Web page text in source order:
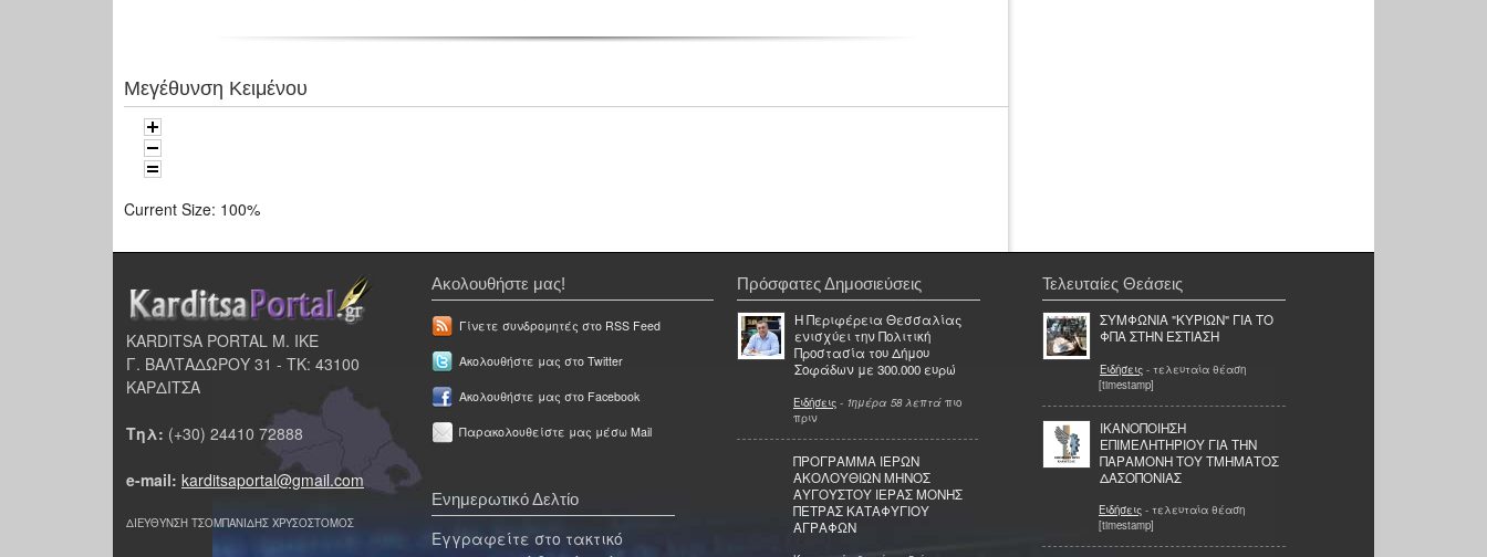
Μεγέθυνση Κειμένου
Current Size: 100%
KARDITSA PORTAL Μ. ΙΚΕ
Γ. ΒΑΛΤΑΔΩΡΟΥ 31 - ΤΚ: 43100
ΚΑΡΔΙΤΣΑ
Τηλ: (+30) 24410 72888
e-mail: karditsaportal@gmail.com
ΔΙΕΥΘΥΝΣΗ ΤΣΟΜΠΑΝΙΔΗΣ ΧΡΥΣΟΣΤΟΜΟΣ
Ακολουθήστε μας!
Γίνετε συνδρομητές στο RSS Feed
Ακολουθήστε μας στο Twitter
Ακολουθήστε μας στο Facebook
Παρακολουθείστε μας μέσω Mail
Ενημερωτικό Δελτίο
Εγγραφείτε στο τακτικό
Πρόσφατες Δημοσιεύσεις
Η Περιφέρεια Θεσσαλίας
ενισχύει την Πολιτική
Προστασία του Δήμου
Σοφάδων με 300.000 ευρώ
Ειδήσεις - 1ημέρα 58 λεπτά πιο
πριν
ΠΡΟΓΡΑΜΜΑ ΙΕΡΩΝ
ΑΚΟΛΟΥΘΙΩΝ ΜΗΝΟΣ
ΑΥΓΟΥΣΤΟΥ ΙΕΡΑΣ ΜΟΝΗΣ
ΠΕΤΡΑΣ ΚΑΤΑΦΥΓΙΟΥ
ΑΓΡΑΦΩΝ
Τελευταίες Θεάσεις
ΣΥΜΦΩΝΙΑ "ΚΥΡΙΩΝ" ΓΙΑ ΤΟ
ΦΠΑ ΣΤΗΝ ΕΣΤΙΑΣΗ
Ειδήσεις - τελευταία θέαση
[timestamp]
ΙΚΑΝΟΠΟΙΗΣΗ
ΕΠΙΜΕΛΗΤΗΡΙΟΥ ΓΙΑ ΤΗΝ
ΠΑΡΑΜΟΝΗ ΤΟΥ ΤΜΗΜΑΤΟΣ
ΔΑΣΟΠΟΝΙΑΣ
Ειδήσεις - τελευταία θέαση
[timestamp]